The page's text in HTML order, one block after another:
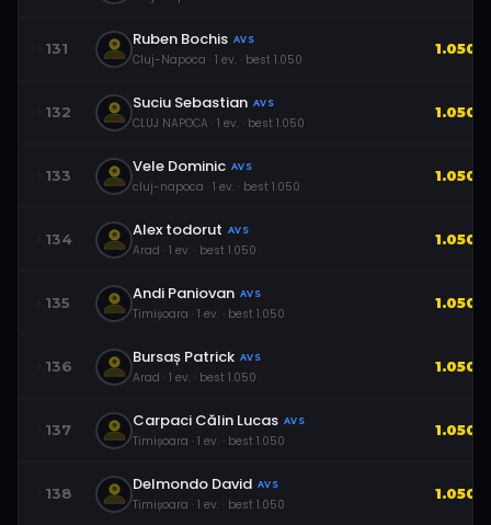
131 Ruben Bochis AVS
Cluj-Napoca · 1 ev. · best 1.050
1.050
132 Suciu Sebastian AVS
CLUJ NAPOCA · 1 ev. · best 1.050
1.050
133 Vele Dominic AVS
cluj-napoca · 1 ev. · best 1.050
1.050
134 Alex todorut AVS
Arad · 1 ev. · best 1.050
1.050
135 Andi Paniovan AVS
Timișoara · 1 ev. · best 1.050
1.050
136 Bursaș Patrick AVS
Arad · 1 ev. · best 1.050
1.050
137 Carpaci Călin Lucas AVS
Timișoara · 1 ev. · best 1.050
1.050
138 Delmondo David AVS
Timișoara · 1 ev. · best 1.050
1.050